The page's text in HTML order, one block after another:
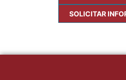
SOLICITAR